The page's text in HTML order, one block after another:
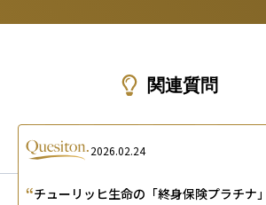
関連質問
2026.02.24
“チューリッヒ生命の「終身保険プラチナ